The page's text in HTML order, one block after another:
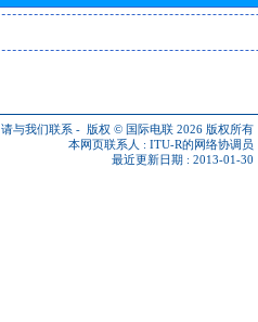
请与我们联系 - 版权 © 国际电联 2026 版权所有
本网页联系人 : ITU-R的网络协调员
最近更新日期 : 2013-01-30